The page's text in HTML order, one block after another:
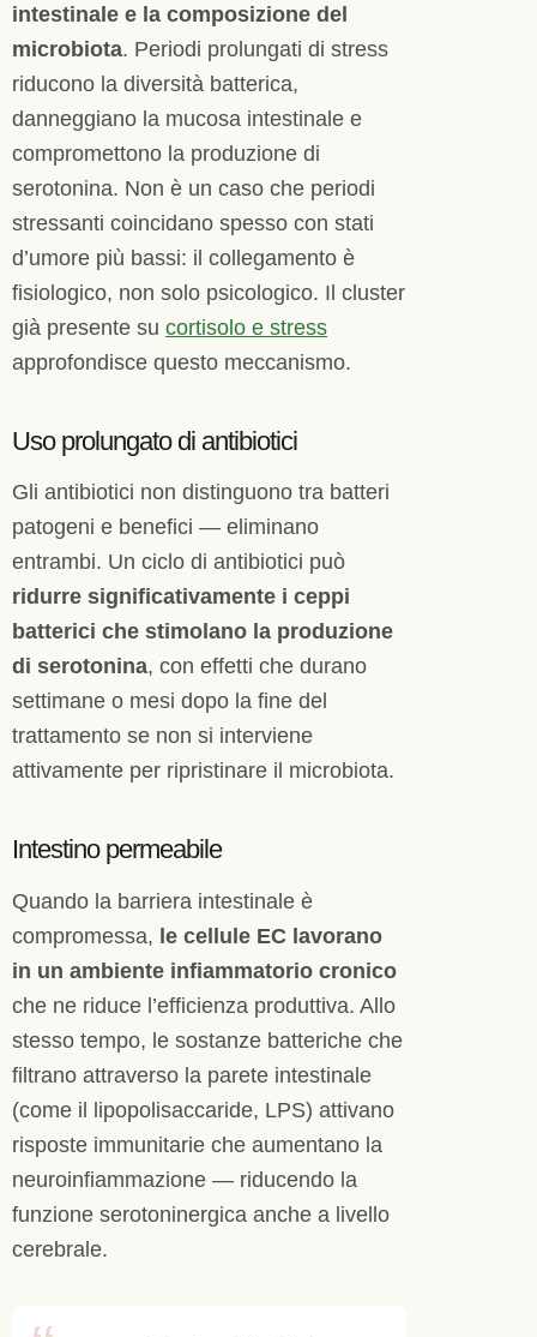
intestinale e la composizione del
microbiota. Periodi prolungati di stress
riducono la diversità batterica,
danneggiano la mucosa intestinale e
compromettono la produzione di
serotonina. Non è un caso che periodi
stressanti coincidano spesso con stati
d’umore più bassi: il collegamento è
fisiologico, non solo psicologico. Il cluster
già presente su cortisolo e stress
approfondisce questo meccanismo.
Uso prolungato di antibiotici
Gli antibiotici non distinguono tra batteri
patogeni e benefici — eliminano
entrambi. Un ciclo di antibiotici può
ridurre significativamente i ceppi
batterici che stimolano la produzione
di serotonina, con effetti che durano
settimane o mesi dopo la fine del
trattamento se non si interviene
attivamente per ripristinare il microbiota.
Intestino permeabile
Quando la barriera intestinale è
compromessa, le cellule EC lavorano
in un ambiente infiammatorio cronico
che ne riduce l’efficienza produttiva. Allo
stesso tempo, le sostanze batteriche che
filtrano attraverso la parete intestinale
(come il lipopolisaccaride, LPS) attivano
risposte immunitarie che aumentano la
neuroinfiammazione — riducendo la
funzione serotoninergica anche a livello
cerebrale.